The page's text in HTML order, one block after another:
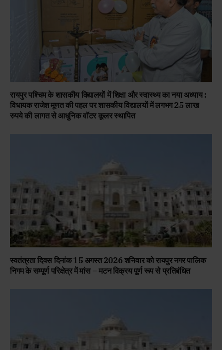
रायपुर पश्चिम के शासकीय विद्यालयों में शिक्षा और स्वास्थ्य का नया अध्याय :
विधायक राजेश मूणत की पहल पर शासकीय विद्यालयों में लगभग 25 लाख
रुपये की लागत से आधुनिक वॉटर कूलर स्थापित
स्वतंत्रता दिवस दिनांक 15 अगस्त 2026 शनिवार को रायपुर नगर पालिक
निगम के सम्पूर्ण परिक्षेत्र में मांस – मटन विक्रय पूर्ण रूप से प्रतिबंधित